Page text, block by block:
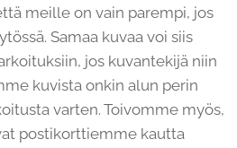
meille on vain parempi, jos
Samaa kuvaa voi siis
jos kuvantekijä niin
kuvista onkin alun perin
varten. Toivomme myös,
postikorttiemme kautta